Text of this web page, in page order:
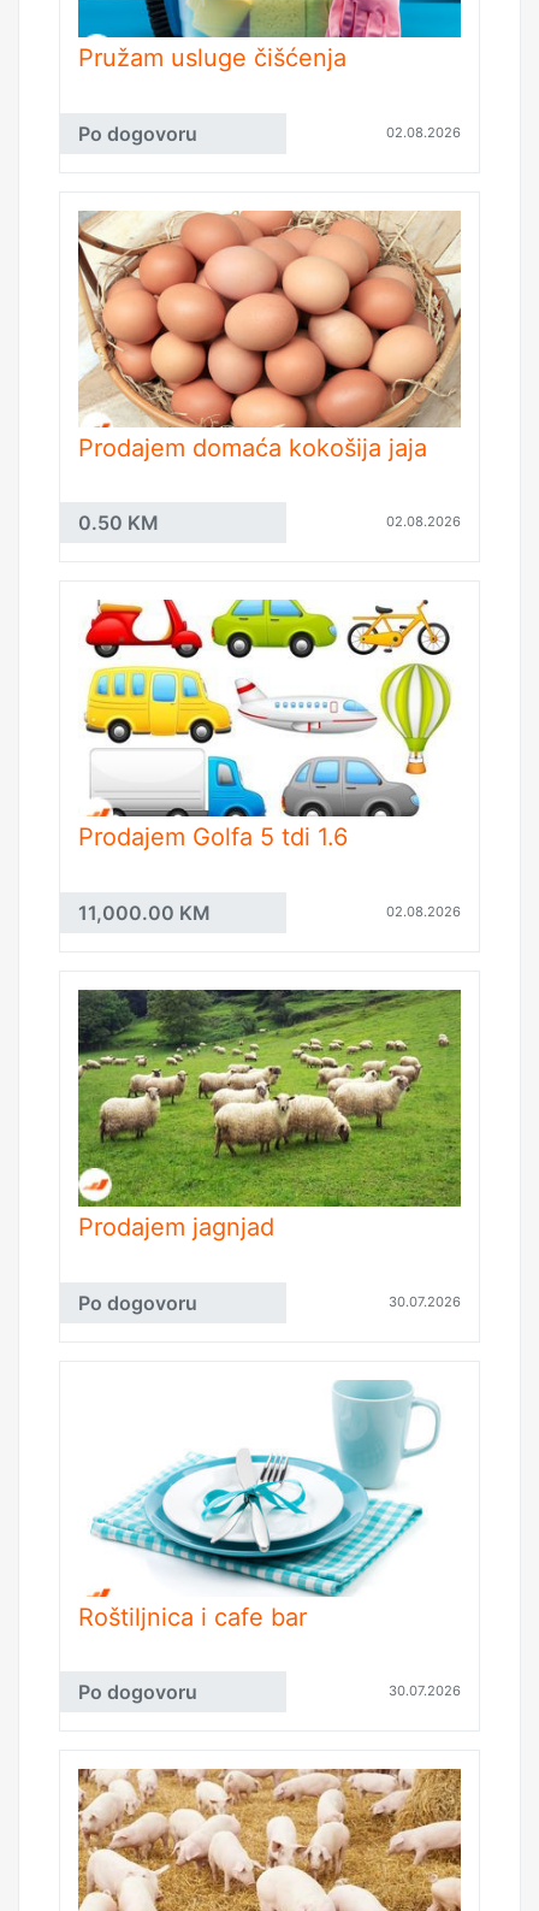
Pružam usluge čišćenja
Po dogovoru 02.08.2026
Prodajem domaća kokošija jaja
0.50 KM 02.08.2026
Prodajem Golfa 5 tdi 1.6
11,000.00 KM 02.08.2026
Prodajem jagnjad
Po dogovoru 30.07.2026
Roštiljnica i cafe bar
Po dogovoru 30.07.2026